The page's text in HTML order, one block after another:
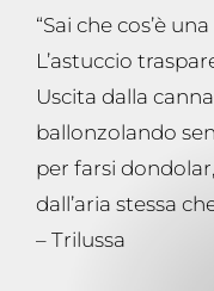
“Sai che cos’è
L’astuccio
Uscita dalla
ballonzolando
per farsi
dall’aria stessa
– Trilussa